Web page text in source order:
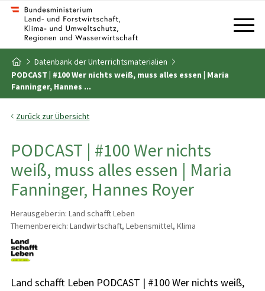
Zum Inhalt
Zum Inhaltsverzeichnis
Zur Startseite
Datenbank der Unterrichtsmaterialien
PODCAST | #100 Wer nichts weiß, muss alles essen | Maria
Fanninger, Hannes ...
Zurück zur Übersicht
PODCAST | #100 Wer nichts
weiß, muss alles essen | Maria
Fanninger, Hannes Royer
Herausgeber:in: Land schafft Leben
Themenbereich: Landwirtschaft, Lebensmittel, Klima
Land schafft Leben PODCAST | #100 Wer nichts weiß,